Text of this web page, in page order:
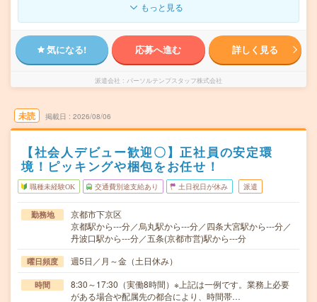
もっと見る
気になる! 応募へ進む 詳しく見る
派遣会社 パーソルテンプスタッフ株式会社
未読 掲載日 2026/08/06
【社会人デビュー歓迎〇】正社員の安定環
境！ピッキングや梱包をお任せ！
職種未経験OK 交通費別途支給あり 土日祝日が休み 派遣
勤務地
京都市下京区
京都駅から---分／烏丸駅から---分／四条大宮駅から---分／
丹波口駅から---分／五条(京都市営)駅から---分
曜日頻度 週5日／月～金（土日休み）
時間
8:30～17:30（実働8時間）※上記は一例です。業務上必要
がある場合や配属先の都合により、時間帯…